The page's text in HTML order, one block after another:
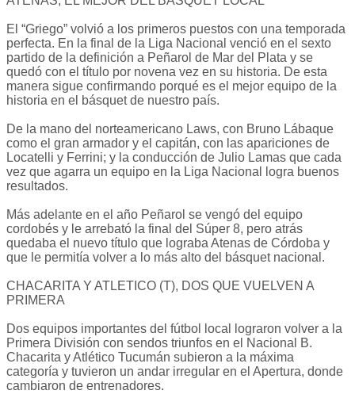
El “Griego” volvió a los primeros puestos con una temporada
perfecta. En la final de la Liga Nacional venció en el sexto
partido de la definición a Peñarol de Mar del Plata y se
quedó con el título por novena vez en su historia. De esta
manera sigue confirmando porqué es el mejor equipo de la
historia en el básquet de nuestro país.
De la mano del norteamericano Laws, con Bruno Lábaque
como el gran armador y el capitán, con las apariciones de
Locatelli y Ferrini; y la conducción de Julio Lamas que cada
vez que agarra un equipo en la Liga Nacional logra buenos
resultados.
Más adelante en el año Peñarol se vengó del equipo
cordobés y le arrebató la final del Súper 8, pero atrás
quedaba el nuevo título que lograba Atenas de Córdoba y
que le permitía volver a lo más alto del básquet nacional.
CHACARITA Y ATLETICO (T), DOS QUE VUELVEN A
PRIMERA
Dos equipos importantes del fútbol local lograron volver a la
Primera División con sendos triunfos en el Nacional B.
Chacarita y Atlético Tucumán subieron a la máxima
categoría y tuvieron un andar irregular en el Apertura, donde
cambiaron de entrenadores.